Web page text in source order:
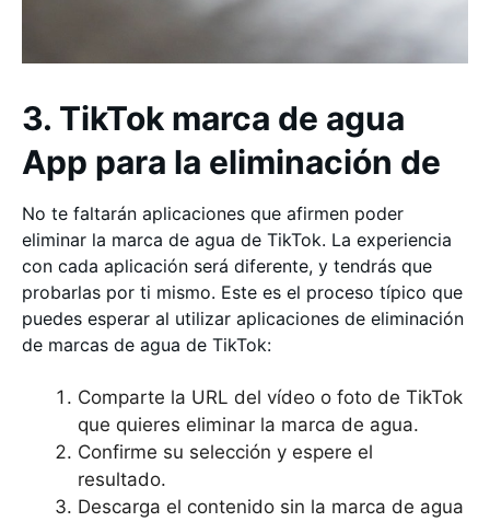
3. TikTok marca de agua
App para la eliminación de
No te faltarán aplicaciones que afirmen poder
eliminar la marca de agua de TikTok. La experiencia
con cada aplicación será diferente, y tendrás que
probarlas por ti mismo. Este es el proceso típico que
puedes esperar al utilizar aplicaciones de eliminación
de marcas de agua de TikTok:
Comparte la URL del vídeo o foto de TikTok
que quieres eliminar la marca de agua.
Confirme su selección y espere el
resultado.
Descarga el contenido sin la marca de agua